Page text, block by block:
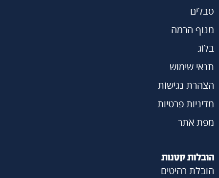
סבלים
מנוף הרמה
בלוג
תנאי שימוש
הצהרת נגישות
מדיניות פרטיות
מפת אתר
הובלות קטנות
הובלת רהיטים